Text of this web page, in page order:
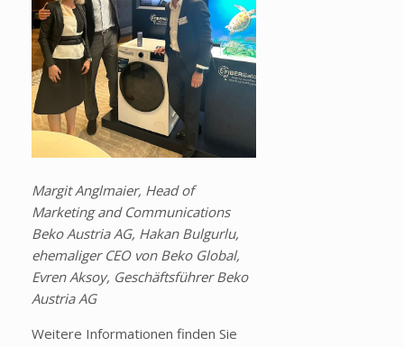
Margit Anglmaier, Head of
Marketing and Communications
Beko Austria AG, Hakan Bulgurlu,
ehemaliger CEO von Beko Global,
Evren Aksoy, Geschäftsführer Beko
Austria AG
Weitere Informationen finden Sie